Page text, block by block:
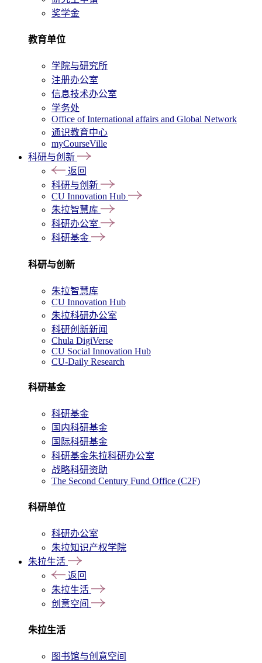
奖学金
教育单位
学院与研究所
注册办公室
信息技术办公室
学务处
Office of International affairs and Global Network
通识教育中心
myCourseVille
科研与创新
返回
科研与创新
CU Innovation Hub
朱拉智慧库
科研办公室
科研基金
科研与创新
朱拉智慧库
CU Innovation Hub
朱拉科研办公室
科研创新新闻
Chula DigiVerse
CU Social Innovation Hub
CU-Daily Research
科研基金
科研基金
国内科研基金
国际科研基金
科研基金朱拉科研办公室
战略科研资助
The Second Century Fund Office (C2F)
科研单位
科研办公室
朱拉知识产权学院
朱拉生活
返回
朱拉生活
创意空间
朱拉生活
图书馆与创意空间